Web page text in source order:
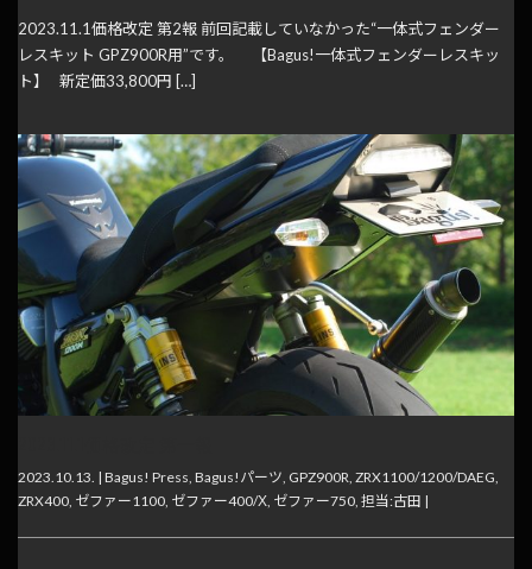
2023.11.1価格改定 第2報 前回記載していなかった“一体式フェンダー
レスキット GPZ900R用”です。 【Bagus!一体式フェンダーレスキッ
ト】 新定価33,800円 […]
2023.10.13. | Bagus! Press, Bagus!パーツ, GPZ900R, ZRX1100/1200/DAEG,
ZRX400, ゼファー1100, ゼファー400/Χ, ゼファー750, 担当:古田 |